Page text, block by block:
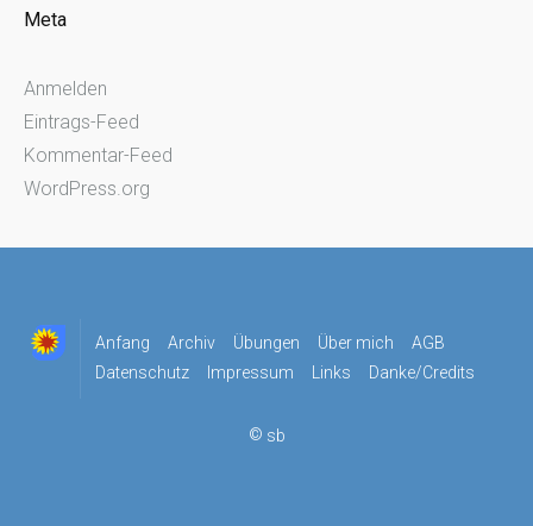
Meta
Anmelden
Eintrags-Feed
Kommentar-Feed
WordPress.org
Anfang Archiv Übungen Über mich
AGB
Datenschutz
Impressum Links Danke/Credits
© sb